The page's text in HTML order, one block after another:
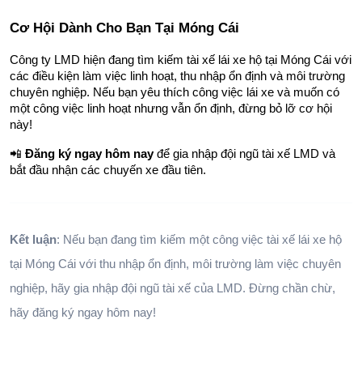
Cơ Hội Dành Cho Bạn Tại Móng Cái
Công ty LMD hiện đang tìm kiếm tài xế lái xe hộ tại Móng Cái với
các điều kiện làm việc linh hoạt, thu nhập ổn định và môi trường
chuyên nghiệp. Nếu bạn yêu thích công việc lái xe và muốn có
một công việc linh hoạt nhưng vẫn ổn định, đừng bỏ lỡ cơ hội
này!
📲 Đăng ký ngay hôm nay để gia nhập đội ngũ tài xế LMD và
bắt đầu nhận các chuyến xe đầu tiên.
Kết luận: Nếu bạn đang tìm kiếm một công việc tài xế lái xe hộ
tại Móng Cái với thu nhập ổn định, môi trường làm việc chuyên
nghiệp, hãy gia nhập đội ngũ tài xế của LMD. Đừng chần chừ,
hãy đăng ký ngay hôm nay!